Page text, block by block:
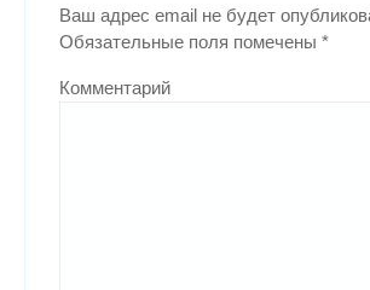
Ваш адрес email не будет
Обязательные поля помечены *
Комментарий